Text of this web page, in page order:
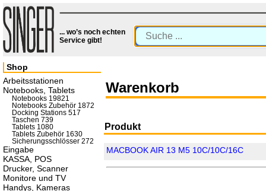
... wo’s noch echten
Service gibt!
Warenkorb
Produkt
MACBOOK AIR 13 M5 10C/10C/16C
Shop
Arbeitsstationen
Notebooks, Tablets
Notebooks 19821
Notebooks Zubehör 1872
Docking Stations 517
Taschen 739
Tablets 1080
Tablets Zubehör 1630
Sicherungsschlösser 272
Eingabe
KASSA, POS
Drucker, Scanner
Monitore und TV
Handys, Kameras